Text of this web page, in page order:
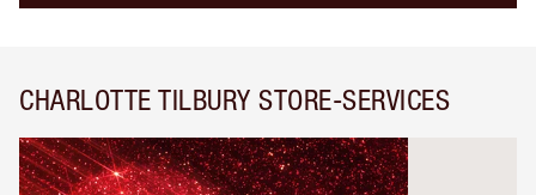
CHARLOTTE TILBURY STORE-SERVICES